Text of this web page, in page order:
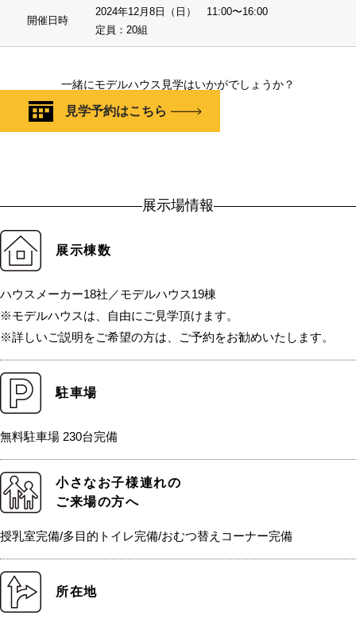
開催日時
2024年12月8日（日） 11:00〜16:00
定員：20組
一緒にモデルハウス見学はいかがでしょうか？
見学予約はこちら
展示場情報
展示棟数
ハウスメーカー18社／モデルハウス19棟
※モデルハウスは、自由にご見学頂けます。
※詳しいご説明をご希望の方は、ご予約をお勧めいたします。
駐車場
無料駐車場 230台完備
小さなお子様連れの
ご来場の方へ
授乳室完備/多目的トイレ完備/おむつ替えコーナー完備
所在地